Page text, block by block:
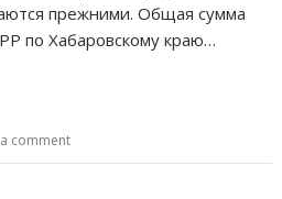
прежними. Общая сумма
по Хабаровскому краю…
comment